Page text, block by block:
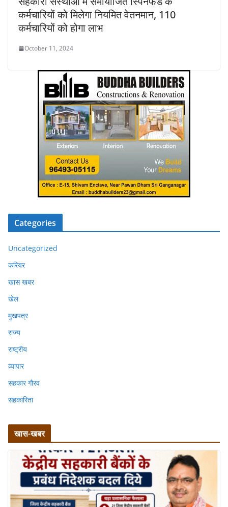
कर्मचारियों को मिलेगा नियमित वेतनमान, 110
कर्मचारियों को होगा लाभ
October 11, 2024
Categories
Uncategorized
करियर
खास खबर
खेल
मुखपत्र
राज्य
राष्ट्रीय
व्यापार
सहकार गौरव
सहकारिता
खास-खबर